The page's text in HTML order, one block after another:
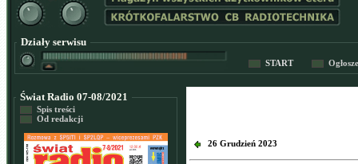
Działy serwisu
START
Świat Radio 07-08/2021
Spis treści
Od redakcji
26 Grudzień 2023